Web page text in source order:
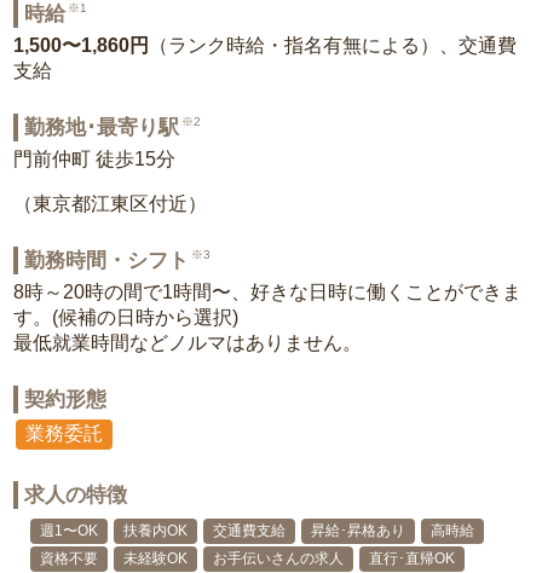
時給 ※1
1,500〜1,860円
（ランク時給・指名有無による）、交通費
支給
勤務地･最寄り駅 ※2
門前仲町 徒歩15分
（東京都江東区付近）
勤務時間・シフト ※3
8時～20時の間で1時間〜、好きな日時に働くことができま
す。(候補の日時から選択)
最低就業時間などノルマはありません。
契約形態
業務委託
求人の特徴
週1〜OK 扶養内OK 交通費支給 昇給･昇格あり
高時給
資格不要
未経験OK お手伝いさんの求人 直行･直帰OK